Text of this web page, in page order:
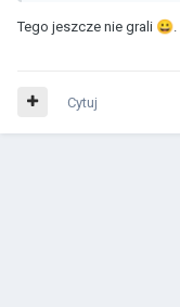
Tego jeszcze nie grali 😀
Cytuj